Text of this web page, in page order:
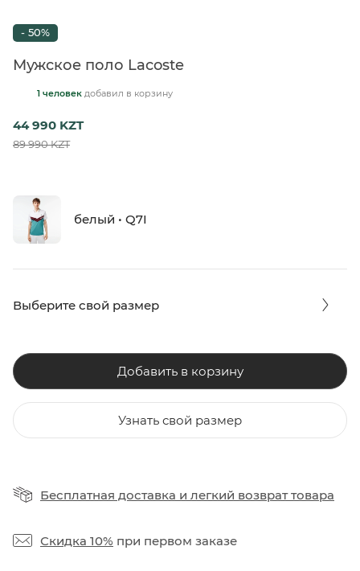
- 50%
Мужское поло Lacoste
1 человек добавил в корзину
44 990 KZT
89 990 KZT
белый • Q7I
Выберите свой размер
Добавить в корзину
Узнать свой размер
Бесплатная доставка и легкий возврат товара
Скидка 10% при первом заказе